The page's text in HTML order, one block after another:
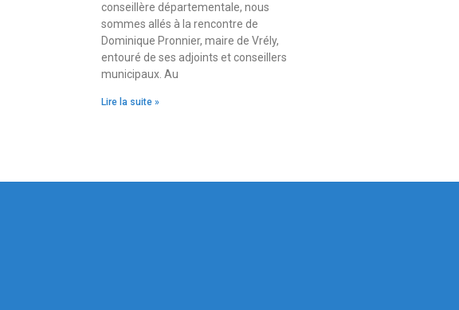
conseillère départementale, nous
sommes allés à la rencontre de
Dominique Pronnier, maire de Vrély,
entouré de ses adjoints et conseillers
municipaux. Au
Lire la suite »